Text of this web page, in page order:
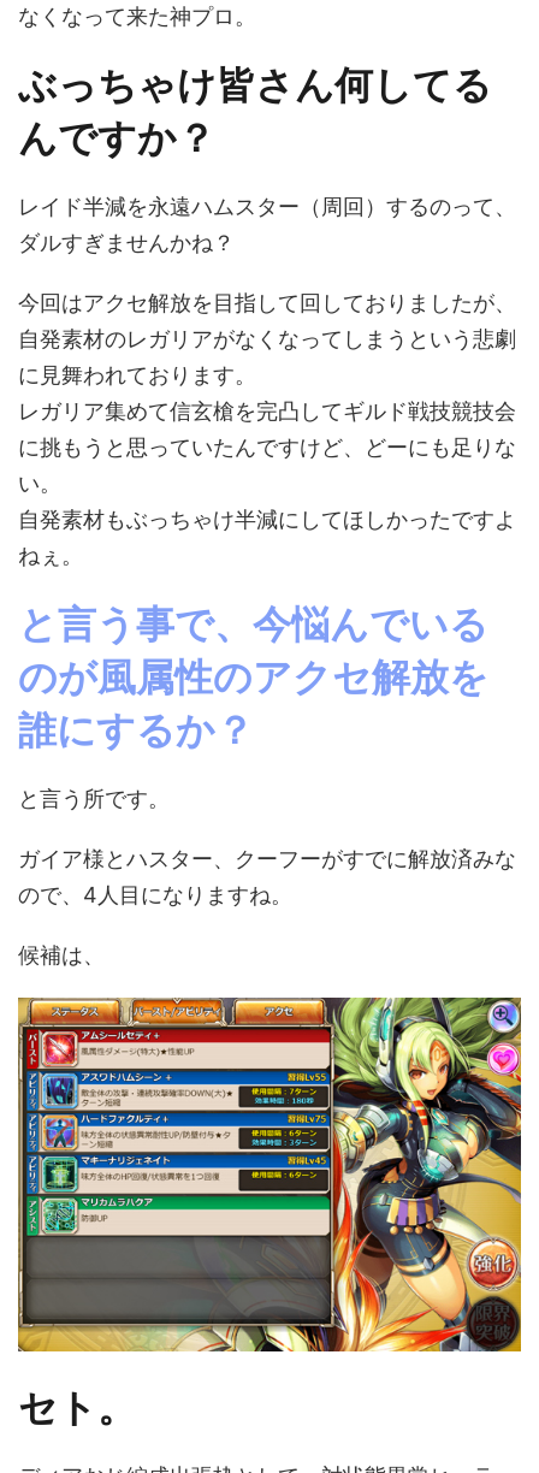
なくなって来た神プロ。
ぶっちゃけ皆さん何してる
んですか？
レイド半減を永遠ハムスター（周回）するのって、
ダルすぎませんかね？
今回はアクセ解放を目指して回しておりましたが、
自発素材のレガリアがなくなってしまうという悲劇
に見舞われております。
レガリア集めて信玄槍を完凸してギルド戦技競技会
に挑もうと思っていたんですけど、どーにも足りな
い。
自発素材もぶっちゃけ半減にしてほしかったですよ
ねぇ。
と言う事で、今悩んでいる
のが風属性のアクセ解放を
誰にするか？
と言う所です。
ガイア様とハスター、クーフーがすでに解放済みな
ので、4人目になりますね。
候補は、
セト。